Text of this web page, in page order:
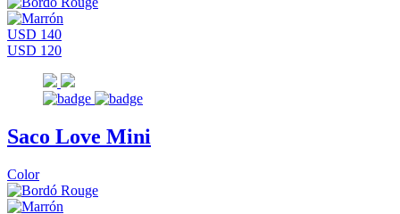
USD 140
USD 120
Saco Love Mini
Color